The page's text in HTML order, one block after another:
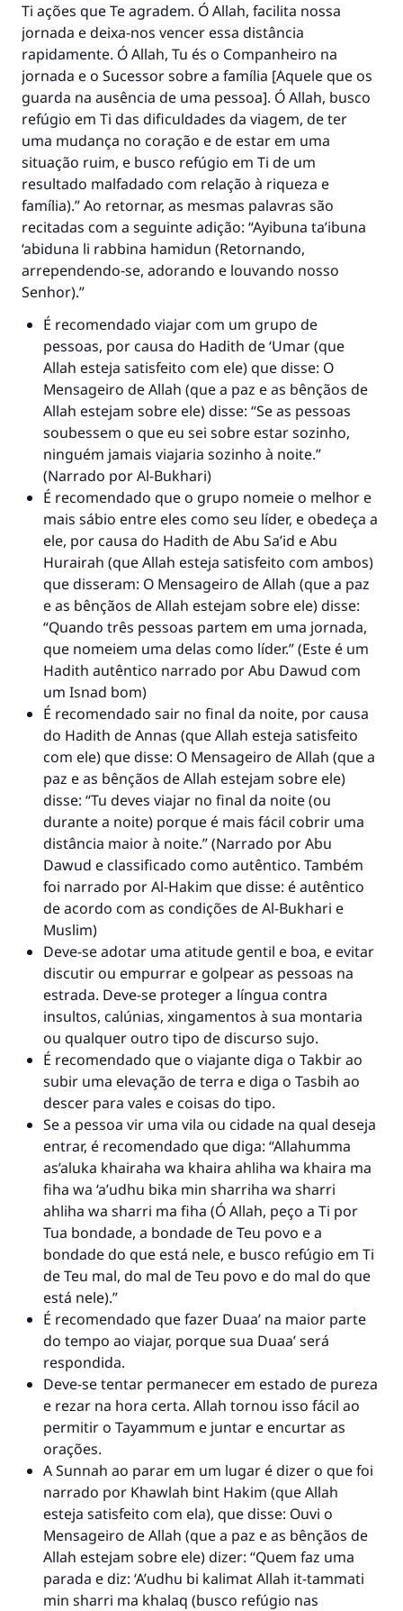
Ti ações que Te agradem. Ó Allah, facilita nossa
jornada e deixa-nos vencer essa distância
rapidamente. Ó Allah, Tu és o Companheiro na
jornada e o Sucessor sobre a família [Aquele que os
guarda na ausência de uma pessoa]. Ó Allah, busco
refúgio em Ti das dificuldades da viagem, de ter
uma mudança no coração e de estar em uma
situação ruim, e busco refúgio em Ti de um
resultado malfadado com relação à riqueza e
família).” Ao retornar, as mesmas palavras são
recitadas com a seguinte adição: “Ayibuna ta’ibuna
‘abiduna li rabbina hamidun (Retornando,
arrependendo-se, adorando e louvando nosso
Senhor).”
É recomendado viajar com um grupo de
pessoas, por causa do Hadith de ‘Umar (que
Allah esteja satisfeito com ele) que disse: O
Mensageiro de Allah (que a paz e as bênçãos de
Allah estejam sobre ele) disse: “Se as pessoas
soubessem o que eu sei sobre estar sozinho,
ninguém jamais viajaria sozinho à noite.”
(Narrado por Al-Bukhari)
É recomendado que o grupo nomeie o melhor e
mais sábio entre eles como seu líder, e obedeça a
ele, por causa do Hadith de Abu Sa’id e Abu
Hurairah (que Allah esteja satisfeito com ambos)
que disseram: O Mensageiro de Allah (que a paz
e as bênçãos de Allah estejam sobre ele) disse:
“Quando três pessoas partem em uma jornada,
que nomeiem uma delas como líder.” (Este é um
Hadith autêntico narrado por Abu Dawud com
um Isnad bom)
É recomendado sair no final da noite, por causa
do Hadith de Annas (que Allah esteja satisfeito
com ele) que disse: O Mensageiro de Allah (que a
paz e as bênçãos de Allah estejam sobre ele)
disse: “Tu deves viajar no final da noite (ou
durante a noite) porque é mais fácil cobrir uma
distância maior à noite.” (Narrado por Abu
Dawud e classificado como autêntico. Também
foi narrado por Al-Hakim que disse: é autêntico
de acordo com as condições de Al-Bukhari e
Muslim)
Deve-se adotar uma atitude gentil e boa, e evitar
discutir ou empurrar e golpear as pessoas na
estrada. Deve-se proteger a língua contra
insultos, calúnias, xingamentos à sua montaria
ou qualquer outro tipo de discurso sujo.
É recomendado que o viajante diga o Takbir ao
subir uma elevação de terra e diga o Tasbih ao
descer para vales e coisas do tipo.
Se a pessoa vir uma vila ou cidade na qual deseja
entrar, é recomendado que diga: “Allahumma
as’aluka khairaha wa khaira ahliha wa khaira ma
fiha wa ‘a’udhu bika min sharriha wa sharri
ahliha wa sharri ma fiha (Ó Allah, peço a Ti por
Tua bondade, a bondade de Teu povo e a
bondade do que está nele, e busco refúgio em Ti
de Teu mal, do mal de Teu povo e do mal do que
está nele).”
É recomendado que fazer Duaa’ na maior parte
do tempo ao viajar, porque sua Duaa’ será
respondida.
Deve-se tentar permanecer em estado de pureza
e rezar na hora certa. Allah tornou isso fácil ao
permitir o Tayammum e juntar e encurtar as
orações.
A Sunnah ao parar em um lugar é dizer o que foi
narrado por Khawlah bint Hakim (que Allah
esteja satisfeito com ela), que disse: Ouvi o
Mensageiro de Allah (que a paz e as bênçãos de
Allah estejam sobre ele) dizer: “Quem faz uma
parada e diz: ‘A’udhu bi kalimat Allah it-tammati
min sharri ma khalaq (busco refúgio nas
Ajude-nos a responder à Ummah
O Profeta ﷺ disse,
"Quem quer que incentive outros a fazer o
que é bom receberá a mesma recompensa
que aqueles que o fazem."
(MUSLIM, 1893)
CONTRIBUIR